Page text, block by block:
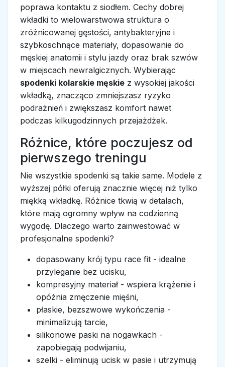
poprawa kontaktu z siodłem. Cechy dobrej
wkładki to wielowarstwowa struktura o
zróżnicowanej gęstości, antybakteryjne i
szybkoschnące materiały, dopasowanie do
męskiej anatomii i stylu jazdy oraz brak szwów
w miejscach newralgicznych. Wybierając
spodenki kolarskie męskie z wysokiej jakości
wkładką, znacząco zmniejszasz ryzyko
podrażnień i zwiększasz komfort nawet
podczas kilkugodzinnych przejażdżek.
Różnice, które poczujesz od
pierwszego treningu
Nie wszystkie spodenki są takie same. Modele z
wyższej półki oferują znacznie więcej niż tylko
miękką wkładkę. Różnice tkwią w detalach,
które mają ogromny wpływ na codzienną
wygodę. Dlaczego warto zainwestować w
profesjonalne spodenki?
dopasowany krój typu race fit - idealne
przyleganie bez ucisku,
kompresyjny materiał - wspiera krążenie i
opóźnia zmęczenie mięśni,
płaskie, bezszwowe wykończenia -
minimalizują tarcie,
silikonowe paski na nogawkach -
zapobiegają podwijaniu,
szelki - eliminują ucisk w pasie i utrzymują